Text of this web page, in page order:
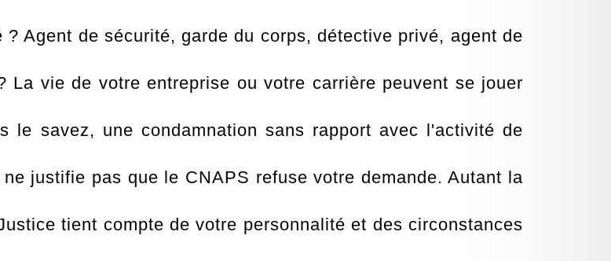
Agent de sécurité, garde du corps, détective privé, agent de
La vie de votre entreprise ou votre carrière peuvent se jouer
le savez, une condamnation sans rapport avec l'activité de
justifie pas que le CNAPS refuse votre demande. Autant la
tient compte de votre personnalité et des circonstances